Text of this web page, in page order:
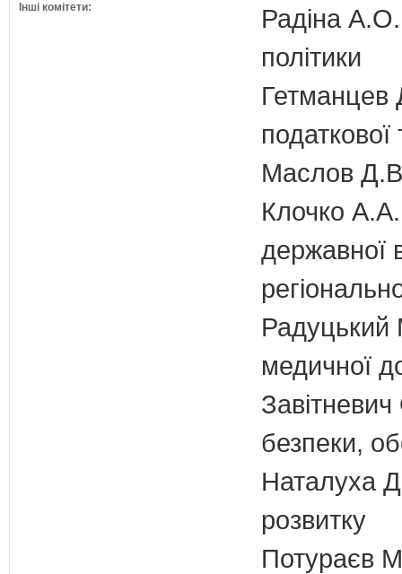
Інші комітети:
Радіна А.О.
політики
Гетманцев
податкової
Маслов Д.В.
Клочко А.А.
державної
Радуцький
медичної
безпеки,
Наталуха
розвитку
Потураєв